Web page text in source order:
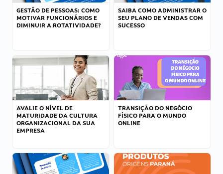
GESTÃO DE PESSOAS: COMO
MOTIVAR FUNCIONÁRIOS E
DIMINUIR A ROTATIVIDADE?
SAIBA COMO ADMINISTRAR O
SEU PLANO DE VENDAS COM
SUCESSO
AVALIE O NÍVEL DE
MATURIDADE DA CULTURA
ORGANIZACIONAL DA SUA
EMPRESA
TRANSIÇÃO DO NEGÓCIO
FÍSICO PARA O MUNDO
ONLINE